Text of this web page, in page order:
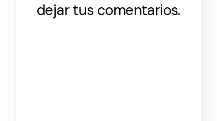
dejar tus comentarios.